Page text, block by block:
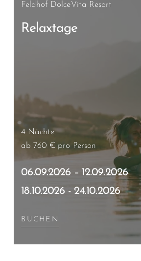
Feldhof DolceVita Resort
Relaxtage
4 Nächte
ab 760 € pro Person
06.09.2026 – 12.09.2026
18.10.2026 - 24.10.2026
BUCHEN